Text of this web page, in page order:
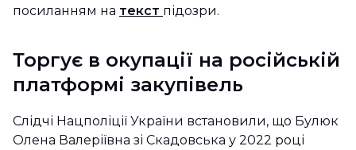
посиланням на текст підозри.
Торгує в окупації на російській
платформі закупівель
Слідчі Нацполіції України встановили, що Булюк
Олена Валеріївна зі Скадовська у 2022 році